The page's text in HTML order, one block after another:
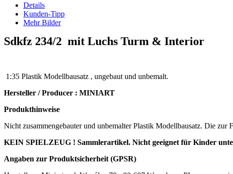
Details
Kunden-Tipp
Mehr Bilder
Sdkfz 234/2 mit Luchs Turm & Interior
1:35 Plastik Modellbausatz , ungebaut und unbemalt.
Hersteller / Producer : MINIART
Produkthinweise
Nicht zusammengebauter und unbemalter Plastik Modellbausatz. Die
KEIN SPIELZEUG ! Sammlerartikel. Nicht geeignet für Kinder
Angaben zur Produktsicherheit (GPSR)